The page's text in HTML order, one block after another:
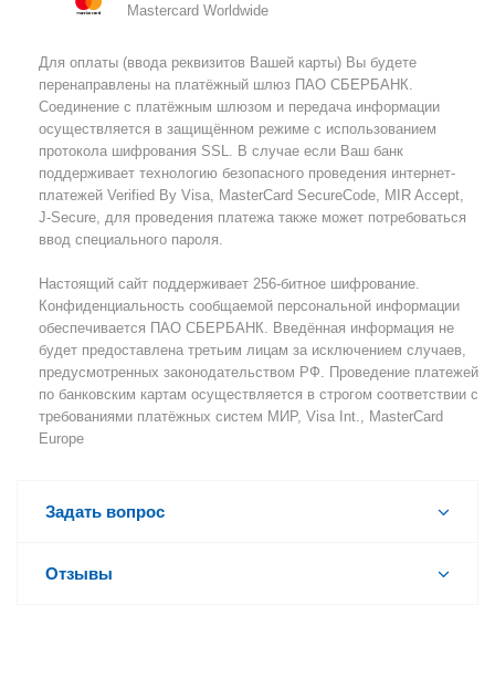
Mastercard Worldwide
Для оплаты (ввода реквизитов Вашей карты) Вы будете
перенаправлены на платёжный шлюз ПАО СБЕРБАНК.
Соединение с платёжным шлюзом и передача информации
осуществляется в защищённом режиме с использованием
протокола шифрования SSL. В случае если Ваш банк
поддерживает технологию безопасного проведения интернет-
платежей Verified By Visa, MasterCard SecureCode, MIR Accept,
J-Secure, для проведения платежа также может потребоваться
ввод специального пароля.
Настоящий сайт поддерживает 256-битное шифрование.
Конфиденциальность сообщаемой персональной информации
обеспечивается ПАО СБЕРБАНК. Введённая информация не
будет предоставлена третьим лицам за исключением случаев,
предусмотренных законодательством РФ. Проведение платежей
по банковским картам осуществляется в строгом соответствии с
требованиями платёжных систем МИР, Visa Int., MasterCard
Europe
Задать вопрос
Отзывы